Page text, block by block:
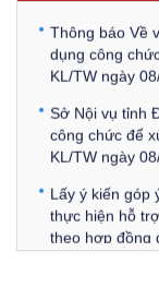
Thông báo Về
dụng công
KL/TW ngày
Sở Nội vụ tỉnh
công chức để
KL/TW ngày
Lấy ý kiến góp
thực hiện hỗ
theo hợp đồng
phương